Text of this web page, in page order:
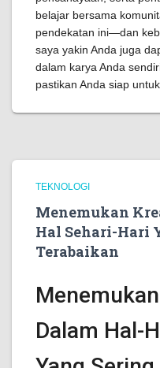
belajar bersama
pendekatan ini—dan
saya yakin Anda juga
dalam karya Anda
pastikan Anda siap
TEKNOLOGI
Menemukan
Hal Sehari-Hari
Terabaikan
Dalam Hal-